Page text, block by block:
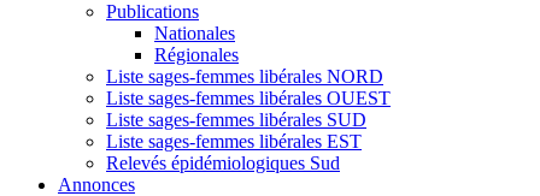
Publications
Nationales
Régionales
Liste sages-femmes libérales NORD
Liste sages-femmes libérales OUEST
Liste sages-femmes libérales SUD
Liste sages-femmes libérales EST
Relevés épidémiologiques Sud
Annonces